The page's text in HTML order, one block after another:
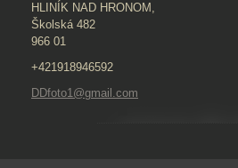
HLINÍK NAD HRONOM,
Školská 482
966 01
+421918946592
DDfoto1@gmail.com